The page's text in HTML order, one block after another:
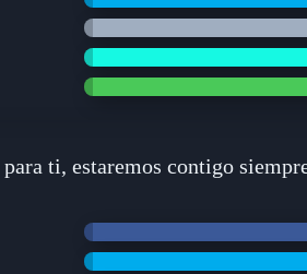
ti, estaremos contigo